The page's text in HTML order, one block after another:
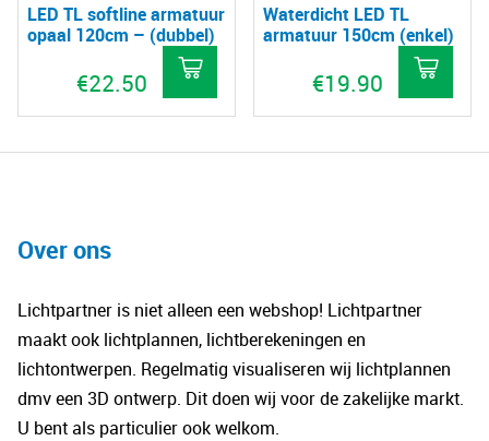
LED TL softline armatuur
opaal 120cm – (dubbel)
€22.50
Waterdicht LED TL
armatuur 150cm (enkel)
€19.90
Over ons
Lichtpartner is niet alleen een webshop! Lichtpartner
maakt ook lichtplannen, lichtberekeningen en
lichtontwerpen. Regelmatig visualiseren wij lichtplannen
dmv een 3D ontwerp. Dit doen wij voor de zakelijke markt.
U bent als particulier ook welkom.